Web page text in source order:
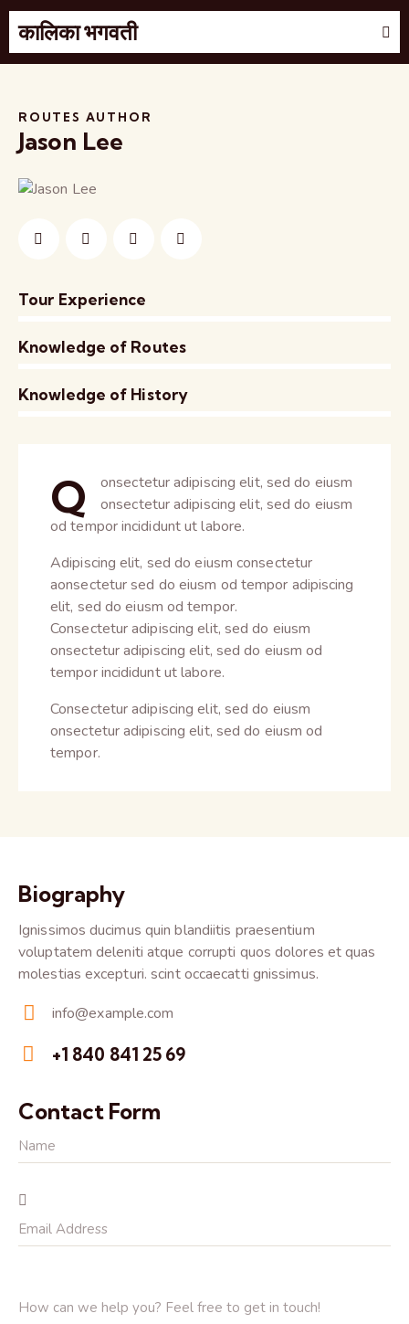
कालिका भगवती
ROUTES AUTHOR
Jason Lee
Tour Experience
Knowledge of Routes
Knowledge of History
Q
onsectetur adipiscing elit, sed do eiusm
onsectetur adipiscing elit, sed do eiusm
od tempor incididunt ut labore.
Adipiscing elit, sed do eiusm consectetur
aonsectetur sed do eiusm od tempor adipiscing
elit, sed do eiusm od tempor.
Consectetur adipiscing elit, sed do eiusm
onsectetur adipiscing elit, sed do eiusm od
tempor incididunt ut labore.
Consectetur adipiscing elit, sed do eiusm
onsectetur adipiscing elit, sed do eiusm od
tempor.
Biography
Ignissimos ducimus quin blandiitis praesentium
voluptatem deleniti atque corrupti quos dolores et quas
molestias excepturi. scint occaecatti gnissimus.
E-
m
info@example.com
on
e:
+1 840 841 25 69
Contact Form